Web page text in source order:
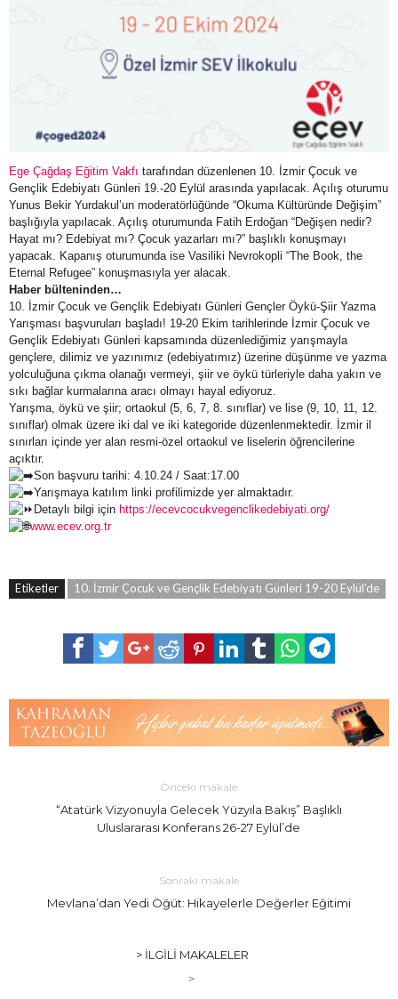
Ege Çağdaş Eğitim Vakfı tarafından düzenlenen 10. İzmir Çocuk ve
Gençlik Edebiyatı Günleri 19.-20 Eylül arasında yapılacak. Açılış oturumu
Yunus Bekir Yurdakul’un moderatörlüğünde “Okuma Kültüründe Değişim”
başlığıyla yapılacak. Açılış oturumunda Fatih Erdoğan “Değişen nedir?
Hayat mı? Edebiyat mı? Çocuk yazarları mı?” başlıklı konuşmayı
yapacak. Kapanış oturumunda ise Vasiliki Nevrokopli “The Book, the
Eternal Refugee” konuşmasıyla yer alacak.
Haber bülteninden…
10. İzmir Çocuk ve Gençlik Edebiyatı Günleri Gençler Öykü-Şiir Yazma
Yarışması başvuruları başladı! 19-20 Ekim tarihlerinde İzmir Çocuk ve
Gençlik Edebiyatı Günleri kapsamında düzenlediğimiz yarışmayla
gençlere, dilimiz ve yazınımız (edebiyatımız) üzerine düşünme ve yazma
yolculuğuna çıkma olanağı vermeyi, şiir ve öykü türleriyle daha yakın ve
sıkı bağlar kurmalarına aracı olmayı hayal ediyoruz.
Yarışma, öykü ve şiir; ortaokul (5, 6, 7, 8. sınıflar) ve lise (9, 10, 11, 12.
sınıflar) olmak üzere iki dal ve iki kategoride düzenlenmektedir. İzmir il
sınırları içinde yer alan resmi-özel ortaokul ve liselerin öğrencilerine
açıktır.
Son başvuru tarihi: 4.10.24 / Saat:17.00
Yarışmaya katılım linki profilimizde yer almaktadır.
Detaylı bilgi için https://ecevcocukvegenclikedebiyati.org/
www.ecev.org.tr
Etiketler 10. İzmir Çocuk ve Gençlik Edebiyatı Günleri 19-20 Eylül'de
Önceki makale
“Atatürk Vizyonuyla Gelecek Yüzyıla Bakış” Başlıklı
Uluslararası Konferans 26-27 Eylül’de
Sonraki makale
Mevlana’dan Yedi Öğüt: Hikayelerle Değerler Eğitimi
> İLGILI MAKALELER
>